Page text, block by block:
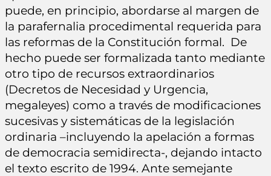
puede, en principio, abordarse al margen de
la parafernalia procedimental requerida para
las reformas de la Constitución formal. De
hecho puede ser formalizada tanto mediante
otro tipo de recursos extraordinarios
(Decretos de Necesidad y Urgencia,
megaleyes) como a través de modificaciones
sucesivas y sistemáticas de la legislación
ordinaria –incluyendo la apelación a formas
de democracia semidirecta-, dejando intacto
el texto escrito de 1994. Ante semejante